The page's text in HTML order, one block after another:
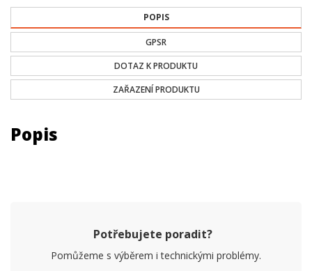
POPIS
GPSR
DOTAZ K PRODUKTU
ZAŘAZENÍ PRODUKTU
Popis
Potřebujete poradit?
Pomůžeme s výběrem i technickými problémy.